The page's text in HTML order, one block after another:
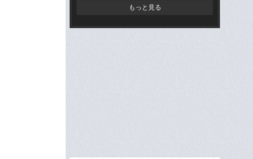
もっと見る